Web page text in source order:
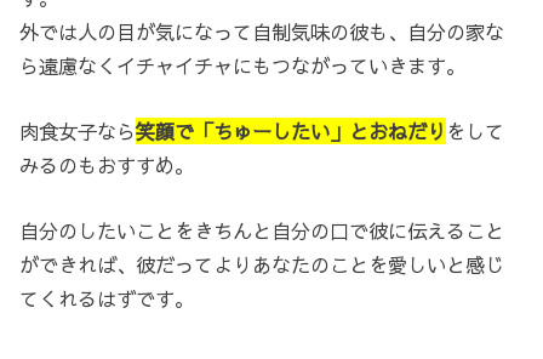
外では人の目が気になって自制気味の彼も、自分の家な
ら遠慮なくイチャイチャにもつながっていきます。
肉食女子なら笑顔で「ちゅーしたい」とおねだり をして
みるのもおすすめ。
自分のしたいことをきちんと自分の口で彼に伝えること
ができれば、彼だってよりあなたのことを愛しいと感じ
てくれるはずです。